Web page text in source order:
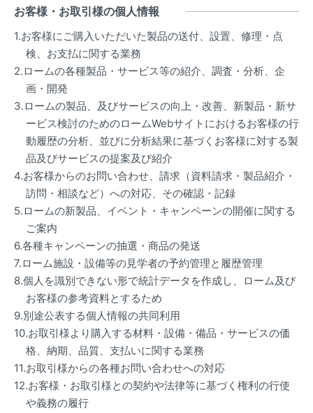
お客様・お取引様の個人情報
1.お客様にご購入いただいた製品の送付、設置、修理・点
検、お支払に関する業務
2.ロームの各種製品・サービス等の紹介、調査・分析、企
画・開発
3.ロームの製品、及びサービスの向上・改善、新製品・新サ
ービス検討のためのロームWebサイトにおけるお客様の行
動履歴の分析、並びに分析結果に基づくお客様に対する製
品及びサービスの提案及び紹介
4.お客様からのお問い合わせ、請求（資料請求・製品紹介・
訪問・相談など）への対応、その確認・記録
5.ロームの新製品、イベント・キャンペーンの開催に関する
ご案内
6.各種キャンペーンの抽選・商品の発送
7.ローム施設・設備等の見学者の予約管理と履歴管理
8.個人を識別できない形で統計データを作成し、ローム及び
お客様の参考資料とするため
9.別途公表する個人情報の共同利用
10.お取引様より購入する材料・設備・備品・サービスの価
格、納期、品質、支払いに関する業務
11.お取引様からの各種お問い合わせへの対応
12.お客様・お取引様との契約や法律等に基づく権利の行使
や義務の履行